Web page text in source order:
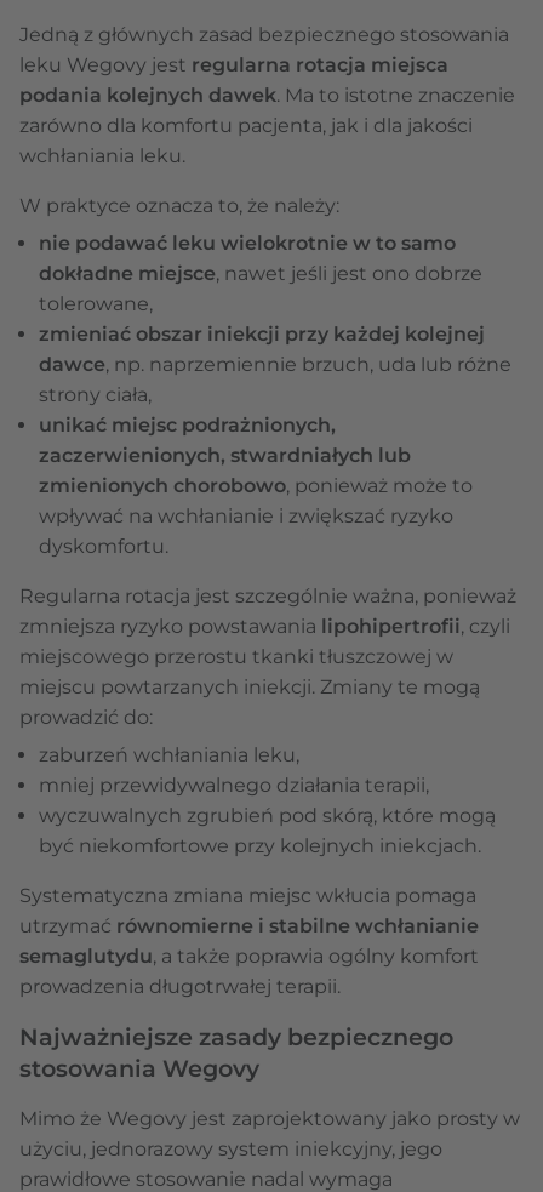
Jedną z głównych zasad bezpiecznego stosowania
leku Wegovy jest regularna rotacja miejsca
podania kolejnych dawek. Ma to istotne znaczenie
zarówno dla komfortu pacjenta, jak i dla jakości
wchłaniania leku.
W praktyce oznacza to, że należy:
nie podawać leku wielokrotnie w to samo
dokładne miejsce, nawet jeśli jest ono dobrze
tolerowane,
zmieniać obszar iniekcji przy każdej kolejnej
dawce, np. naprzemiennie brzuch, uda lub różne
strony ciała,
unikać miejsc podrażnionych,
zaczerwienionych, stwardniałych lub
zmienionych chorobowo, ponieważ może to
wpływać na wchłanianie i zwiększać ryzyko
dyskomfortu.
Regularna rotacja jest szczególnie ważna, ponieważ
zmniejsza ryzyko powstawania lipohipertrofii, czyli
miejscowego przerostu tkanki tłuszczowej w
miejscu powtarzanych iniekcji. Zmiany te mogą
prowadzić do:
zaburzeń wchłaniania leku,
mniej przewidywalnego działania terapii,
wyczuwalnych zgrubień pod skórą, które mogą
być niekomfortowe przy kolejnych iniekcjach.
Systematyczna zmiana miejsc wkłucia pomaga
utrzymać równomierne i stabilne wchłanianie
semaglutydu, a także poprawia ogólny komfort
prowadzenia długotrwałej terapii.
Najważniejsze zasady bezpiecznego
stosowania Wegovy
Mimo że Wegovy jest zaprojektowany jako prosty w
użyciu, jednorazowy system iniekcyjny, jego
prawidłowe stosowanie nadal wymaga